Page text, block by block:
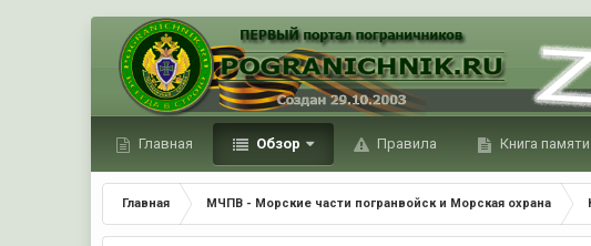
Главная Обзор Правила Книга памяти
Главная МЧПВ - Морские части погранвойск и Морская охрана